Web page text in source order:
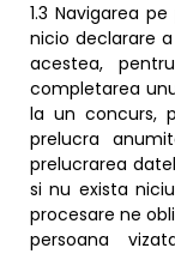
1.3 Navigarea
nicio declarare
acestea,
completarea
la un concurs,
prelucra
prelucrarea
si nu exista
procesare ne
persoana